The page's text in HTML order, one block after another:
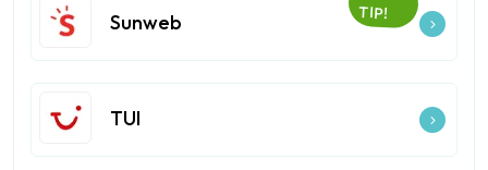
Sunweb TIP!
TUI